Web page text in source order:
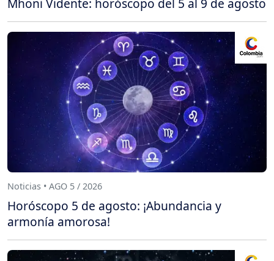
Noticias • AGO 5 / 2026
Horóscopo 5 de agosto: ¡Abundancia y
armonía amorosa!